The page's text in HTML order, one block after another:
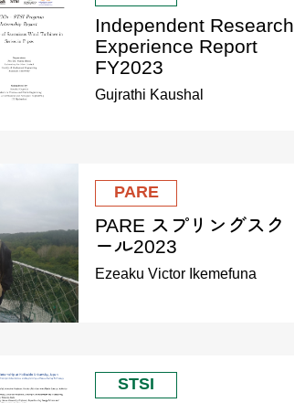
Independent Research
Experience Report
FY2023
Gujrathi Kaushal
PARE
PARE スプリングスク
ール2023
Ezeaku Victor Ikemefuna
STSI